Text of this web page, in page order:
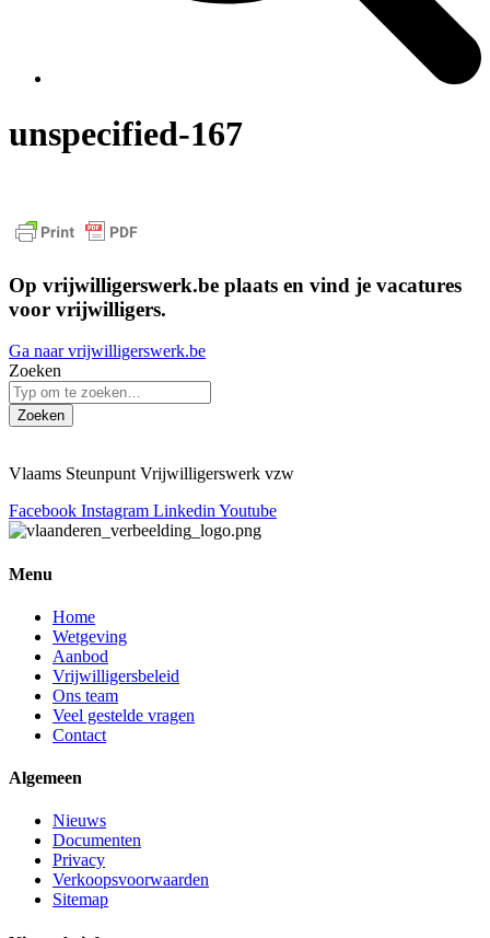
unspecified-167
Op vrijwilligerswerk.be plaats en vind je vacatures
voor vrijwilligers.
Ga naar vrijwilligerswerk.be
Zoeken
Zoeken
Vlaams Steunpunt Vrijwilligerswerk vzw
Facebook Instagram Linkedin Youtube
Menu
Home
Wetgeving
Aanbod
Vrijwilligersbeleid
Ons team
Veel gestelde vragen
Contact
Algemeen
Nieuws
Documenten
Privacy
Verkoopsvoorwaarden
Sitemap